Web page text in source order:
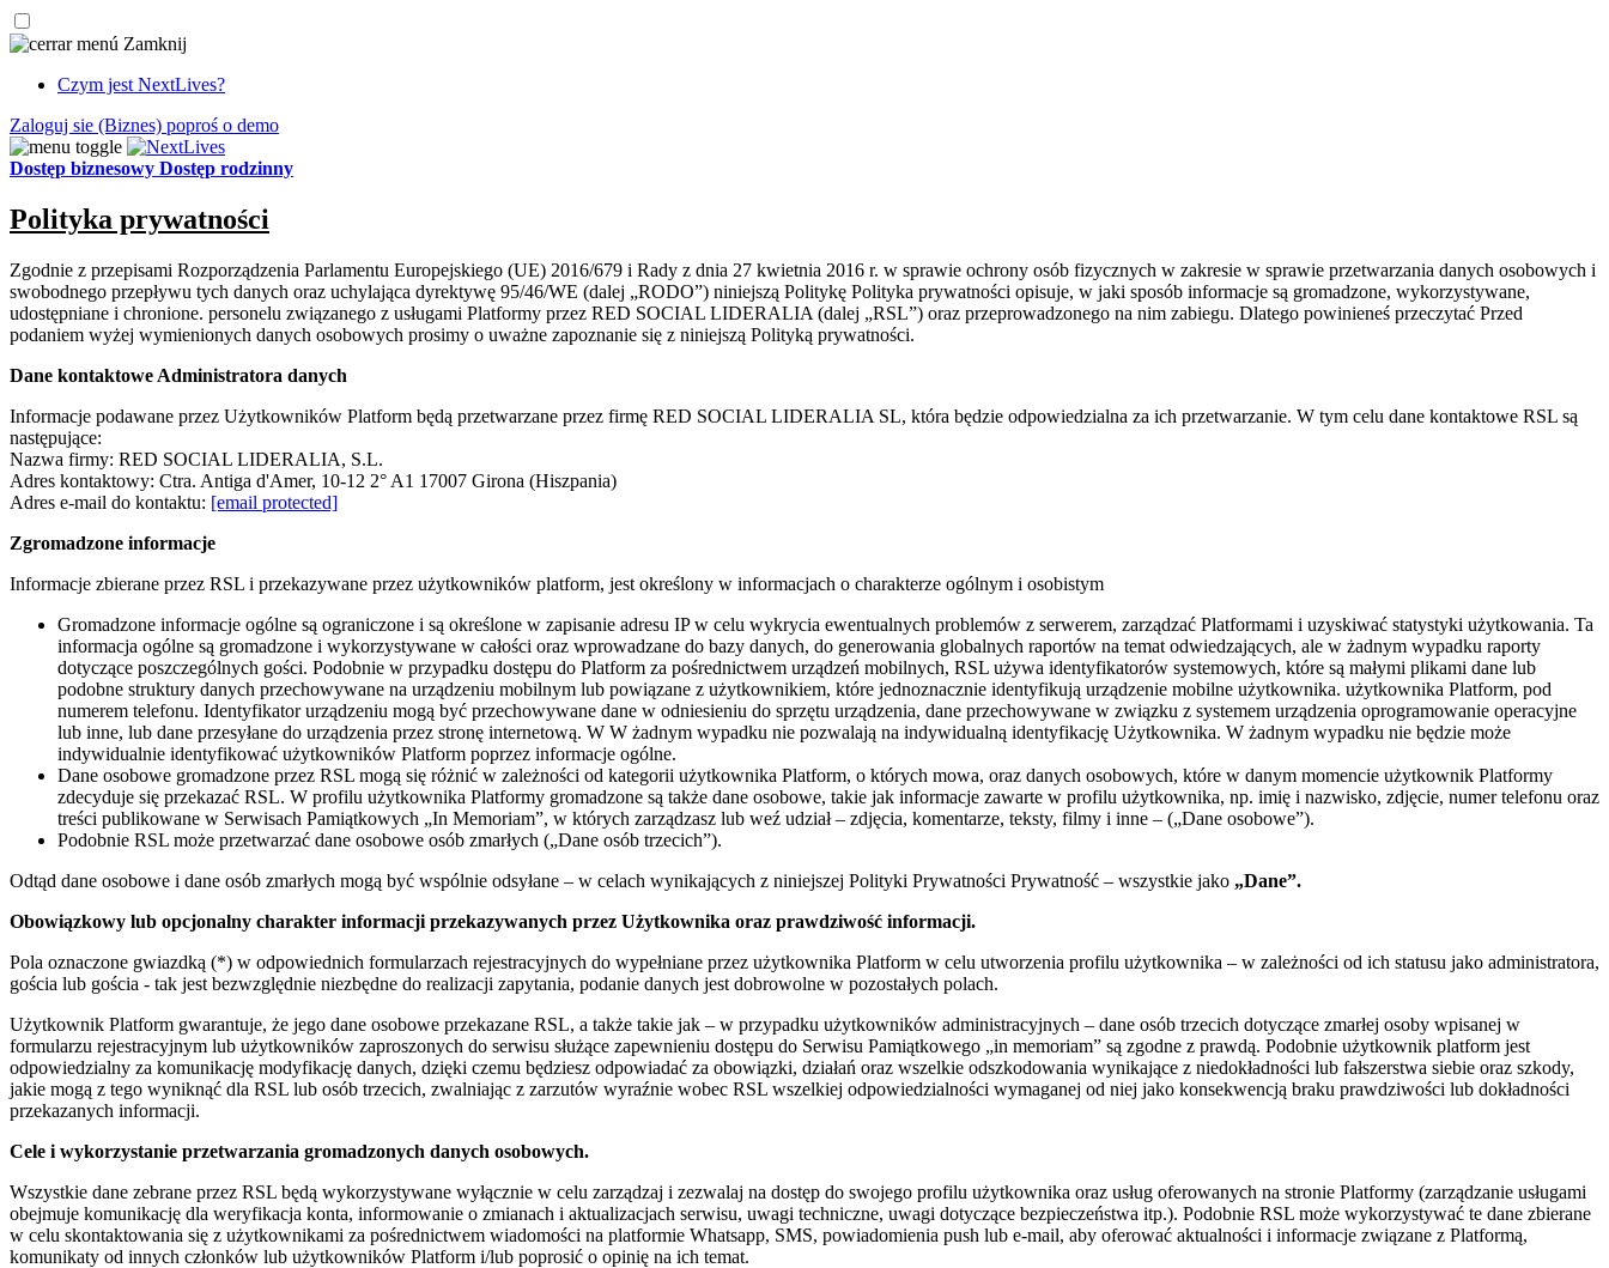
Zamknij
Czym jest NextLives?
Zaloguj sie (Biznes) poproś o demo
Dostęp biznesowy Dostęp rodzinny
Polityka prywatności
Zgodnie z przepisami Rozporządzenia Parlamentu Europejskiego (UE) 2016/679 i Rady z dnia 27 kwietnia 2016 r. w sprawie ochrony osób fizycznych w zakresie w sprawie przetwarzania danych osobowych i
swobodnego przepływu tych danych oraz uchylająca dyrektywę 95/46/WE (dalej „RODO”) niniejszą Politykę Polityka prywatności opisuje, w jaki sposób informacje są gromadzone, wykorzystywane,
udostępniane i chronione. personelu związanego z usługami Platformy przez RED SOCIAL LIDERALIA (dalej „RSL”) oraz przeprowadzonego na nim zabiegu. Dlatego powinieneś przeczytać Przed
podaniem wyżej wymienionych danych osobowych prosimy o uważne zapoznanie się z niniejszą Polityką prywatności.
Dane kontaktowe Administratora danych
Informacje podawane przez Użytkowników Platform będą przetwarzane przez firmę RED SOCIAL LIDERALIA SL, która będzie odpowiedzialna za ich przetwarzanie. W tym celu dane kontaktowe RSL są
następujące:
Nazwa firmy: RED SOCIAL LIDERALIA, S.L.
Adres kontaktowy: Ctra. Antiga d'Amer, 10-12 2° A1 17007 Girona (Hiszpania)
Adres e-mail do kontaktu: [email protected]
Zgromadzone informacje
Informacje zbierane przez RSL i przekazywane przez użytkowników platform, jest określony w informacjach o charakterze ogólnym i osobistym
Gromadzone informacje ogólne są ograniczone i są określone w zapisanie adresu IP w celu wykrycia ewentualnych problemów z serwerem, zarządzać Platformami i uzyskiwać statystyki użytkowania. Ta
informacja ogólne są gromadzone i wykorzystywane w całości oraz wprowadzane do bazy danych, do generowania globalnych raportów na temat odwiedzających, ale w żadnym wypadku raporty
dotyczące poszczególnych gości. Podobnie w przypadku dostępu do Platform za pośrednictwem urządzeń mobilnych, RSL używa identyfikatorów systemowych, które są małymi plikami dane lub
podobne struktury danych przechowywane na urządzeniu mobilnym lub powiązane z użytkownikiem, które jednoznacznie identyfikują urządzenie mobilne użytkownika. użytkownika Platform, pod
numerem telefonu. Identyfikator urządzeniu mogą być przechowywane dane w odniesieniu do sprzętu urządzenia, dane przechowywane w związku z systemem urządzenia oprogramowanie operacyjne
lub inne, lub dane przesyłane do urządzenia przez stronę internetową. W W żadnym wypadku nie pozwalają na indywidualną identyfikację Użytkownika. W żadnym wypadku nie będzie może
indywidualnie identyfikować użytkowników Platform poprzez informacje ogólne.
Dane osobowe gromadzone przez RSL mogą się różnić w zależności od kategorii użytkownika Platform, o których mowa, oraz danych osobowych, które w danym momencie użytkownik Platformy
zdecyduje się przekazać RSL. W profilu użytkownika Platformy gromadzone są także dane osobowe, takie jak informacje zawarte w profilu użytkownika, np. imię i nazwisko, zdjęcie, numer telefonu oraz
treści publikowane w Serwisach Pamiątkowych „In Memoriam”, w których zarządzasz lub weź udział – zdjęcia, komentarze, teksty, filmy i inne – („Dane osobowe”).
Podobnie RSL może przetwarzać dane osobowe osób zmarłych („Dane osób trzecich”).
Odtąd dane osobowe i dane osób zmarłych mogą być wspólnie odsyłane – w celach wynikających z niniejszej Polityki Prywatności Prywatność – wszystkie jako „Dane”.
Obowiązkowy lub opcjonalny charakter informacji przekazywanych przez Użytkownika oraz prawdziwość informacji.
Pola oznaczone gwiazdką (*) w odpowiednich formularzach rejestracyjnych do wypełniane przez użytkownika Platform w celu utworzenia profilu użytkownika – w zależności od ich statusu jako administratora,
gościa lub gościa - tak jest bezwzględnie niezbędne do realizacji zapytania, podanie danych jest dobrowolne w pozostałych polach.
Użytkownik Platform gwarantuje, że jego dane osobowe przekazane RSL, a także takie jak – w przypadku użytkowników administracyjnych – dane osób trzecich dotyczące zmarłej osoby wpisanej w
formularzu rejestracyjnym lub użytkowników zaproszonych do serwisu służące zapewnieniu dostępu do Serwisu Pamiątkowego „in memoriam” są zgodne z prawdą. Podobnie użytkownik platform jest
odpowiedzialny za komunikację modyfikację danych, dzięki czemu będziesz odpowiadać za obowiązki, działań oraz wszelkie odszkodowania wynikające z niedokładności lub fałszerstwa siebie oraz szkody,
jakie mogą z tego wyniknąć dla RSL lub osób trzecich, zwalniając z zarzutów wyraźnie wobec RSL wszelkiej odpowiedzialności wymaganej od niej jako konsekwencją braku prawdziwości lub dokładności
przekazanych informacji.
Cele i wykorzystanie przetwarzania gromadzonych danych osobowych.
Wszystkie dane zebrane przez RSL będą wykorzystywane wyłącznie w celu zarządzaj i zezwalaj na dostęp do swojego profilu użytkownika oraz usług oferowanych na stronie Platformy (zarządzanie usługami
obejmuje komunikację dla weryfikacja konta, informowanie o zmianach i aktualizacjach serwisu, uwagi techniczne, uwagi dotyczące bezpieczeństwa itp.). Podobnie RSL może wykorzystywać te dane zbierane
w celu skontaktowania się z użytkownikami za pośrednictwem wiadomości na platformie Whatsapp, SMS, powiadomienia push lub e-mail, aby oferować aktualności i informacje związane z Platformą,
komunikaty od innych członków lub użytkowników Platform i/lub poprosić o opinię na ich temat.